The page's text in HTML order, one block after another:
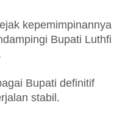
kepemimpinannya
Bupati Luthfi
Bupati definitif
stabil.